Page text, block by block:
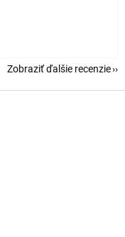
Zobraziť ďalšie recenzie